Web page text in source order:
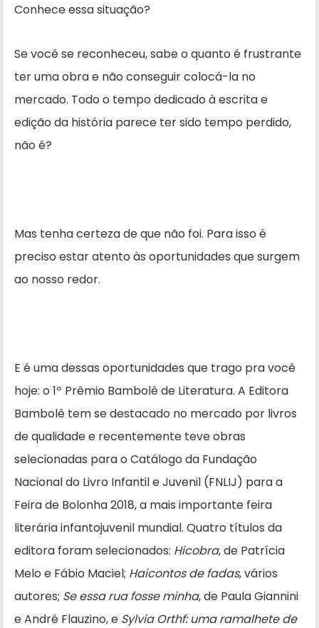
Conhece essa situação?
Se você se reconheceu, sabe o quanto é frustrante
ter uma obra e não conseguir colocá-la no
mercado. Todo o tempo dedicado à escrita e
edição da história parece ter sido tempo perdido,
não é?
Mas tenha certeza de que não foi. Para isso é
preciso estar atento às oportunidades que surgem
ao nosso redor.
E é uma dessas oportunidades que trago pra você
hoje: o 1º Prêmio Bambolê de Literatura. A Editora
Bambolê tem se destacado no mercado por livros
de qualidade e recentemente teve obras
selecionadas para o Catálogo da Fundação
Nacional do Livro Infantil e Juvenil (FNLIJ) para a
Feira de Bolonha 2018, a mais importante feira
literária infantojuvenil mundial. Quatro títulos da
editora foram selecionados: Hicobra, de Patrícia
Melo e Fábio Maciel; Haicontos de fadas, vários
autores; Se essa rua fosse minha, de Paula Giannini
e André Flauzino, e Sylvia Orthf: uma ramalhete de